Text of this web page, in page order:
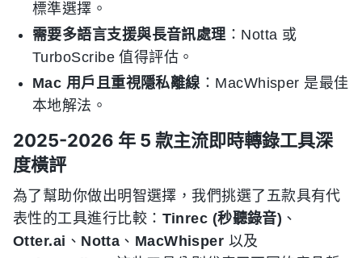
標準選擇。
需要多語言支援與長音訊處理：Notta 或
TurboScribe 值得評估。
Mac 用戶且重視隱私離線：MacWhisper 是最佳
本地解法。
2025-2026 年 5 款主流即時轉錄工具深
度橫評
為了幫助你做出明智選擇，我們挑選了五款具有代
表性的工具進行比較： Tinrec (秒聽錄音) 、
Otter.ai 、 Notta 、 MacWhisper 以及